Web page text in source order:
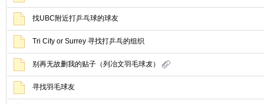
找UBC附近打乒乓球的球友
Tri City or Surrey 寻找打乒乓的组织
别再无故删我的贴子（列冶文羽毛球犮）
寻找羽毛球友